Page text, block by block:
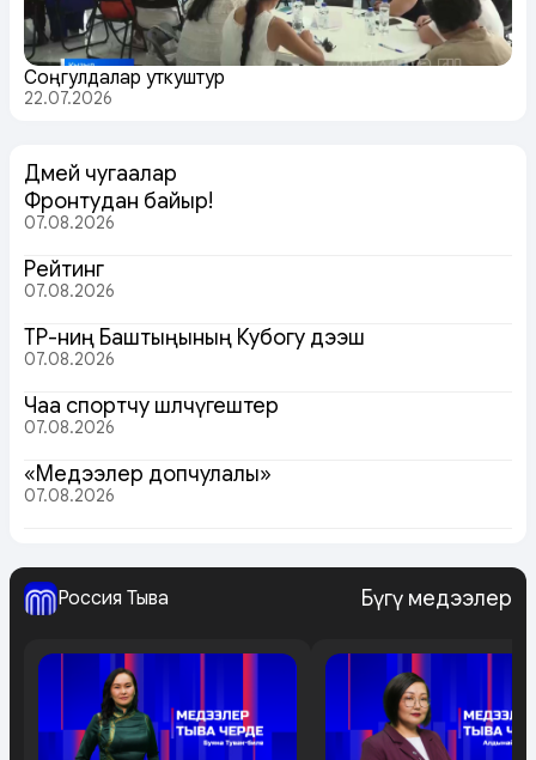
Соңгулдалар уткуштур
22.07.2026
Дөмей чугаалар
Фронтудан байыр!
07.08.2026
Рейтинг
07.08.2026
ТР-ниң Баштыңының Кубогу дээш
07.08.2026
Чаа спортчу шөлчүгештер
07.08.2026
«Медээлер допчулалы»
07.08.2026
Россия Тыва Бүгү медээлер